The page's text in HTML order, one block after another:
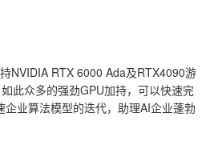
NVIDIA RTX 6000 Ada及RTX4090游
此众多的强劲GPU加持，可以快速完
业算法模型的迭代，助理AI企业蓬勃